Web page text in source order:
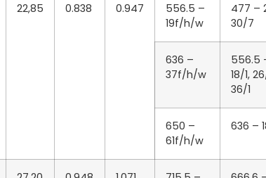
22,85 0.838 0.947
556.5 –
19f/h/w
477 –
30/7
636 –
37f/h/w
556.5
18/1,
36/1
650 –
61f/h/w
636 –